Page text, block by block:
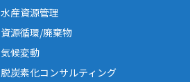
水産資源管理
資源循環/廃棄物
気候変動
脱炭素化コンサルティング